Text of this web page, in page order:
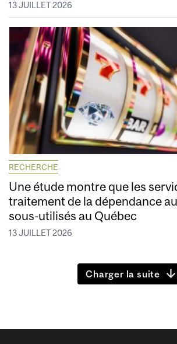
13 JUILLET 2026
RECHERCHE
Une étude montre que les
traitement de la dépendance
sous-utilisés au Québec
13 JUILLET 2026
Charger la suite